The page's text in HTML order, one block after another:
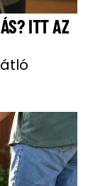
ITT AZ